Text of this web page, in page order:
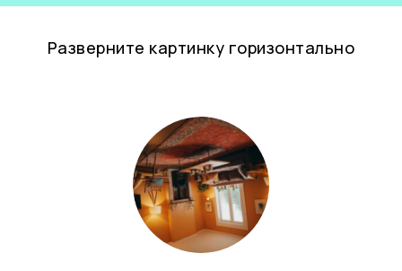
Разверните картинку горизонтально